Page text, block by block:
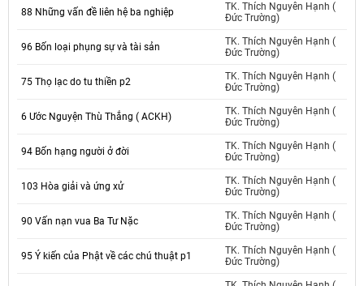
88 Những vấn đề liên hệ ba nghiệp
TK. Thích Nguyên Hạnh (
Đức Trường)
96 Bốn loại phụng sự và tài sản
TK. Thích Nguyên Hạnh (
Đức Trường)
75 Thọ lạc do tu thiền p2
TK. Thích Nguyên Hạnh (
Đức Trường)
6 Ước Nguyện Thù Thắng ( ACKH)
TK. Thích Nguyên Hạnh (
Đức Trường)
94 Bốn hạng người ở đời
TK. Thích Nguyên Hạnh (
Đức Trường)
103 Hòa giải và ứng xử
TK. Thích Nguyên Hạnh (
Đức Trường)
90 Vấn nạn vua Ba Tư Nặc
TK. Thích Nguyên Hạnh (
Đức Trường)
95 Ý kiến của Phật về các chú thuật p1
TK. Thích Nguyên Hạnh (
Đức Trường)